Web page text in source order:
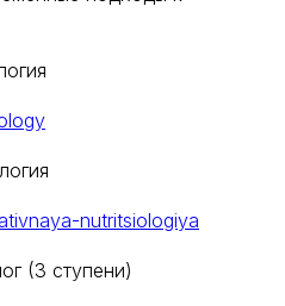
nutritsiologiya
(3 ступени)